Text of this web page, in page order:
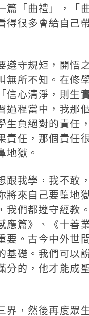
篇「曲禮」，「
得很多會給自己
守規矩，開悟
所不知。在修
信心清淨，則生
過程當中，我那
生負絕對的責任
責任，那個責任
地獄。
我學，我不敢
將來自己要墮地
我們都遵守經教
應篇》、《十善
要。古今中外世
礎。我們可以
分的，他才能成
，然後再度眾